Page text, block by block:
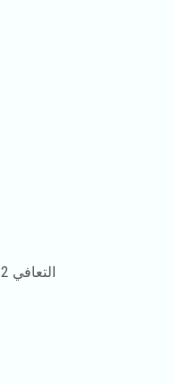
التعافي 2-4 أسابيع